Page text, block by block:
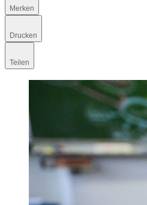
Merken
Drucken
Teilen